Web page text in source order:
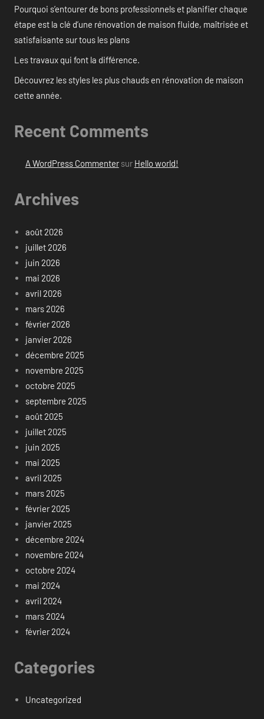
Pourquoi s’entourer de bons professionnels et planifier chaque
étape est la clé d’une rénovation de maison fluide, maîtrisée et
satisfaisante sur tous les plans
Les travaux qui font la différence.
Découvrez les styles les plus chauds en rénovation de maison
cette année.
Recent Comments
A WordPress Commentersur Hello world!
Archives
août 2026
juillet 2026
juin 2026
mai 2026
avril 2026
mars 2026
février 2026
janvier 2026
décembre 2025
novembre 2025
octobre 2025
septembre 2025
août 2025
juillet 2025
juin 2025
mai 2025
avril 2025
mars 2025
février 2025
janvier 2025
décembre 2024
novembre 2024
octobre 2024
mai 2024
avril 2024
mars 2024
février 2024
Categories
Uncategorized